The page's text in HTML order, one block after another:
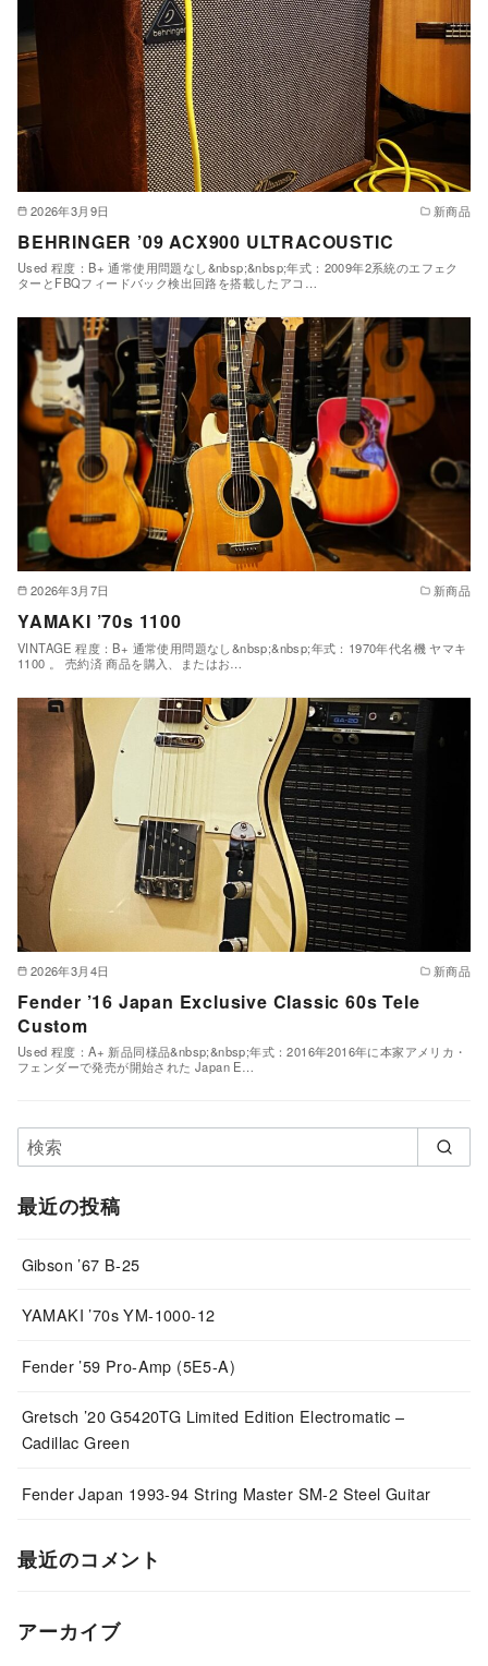
2026年3月9日 新商品
BEHRINGER ’09 ACX900 ULTRACOUSTIC
Used 程度：B+ 通常使用問題なし&nbsp;&nbsp;年式：2009年2系統のエフェク
ターとFBQフィードバック検出回路を搭載したアコ…
2026年3月7日 新商品
YAMAKI ’70s 1100
VINTAGE 程度：B+ 通常使用問題なし&nbsp;&nbsp;年式：1970年代名機 ヤマキ
1100 。 売約済 商品を購入、またはお…
2026年3月4日 新商品
Fender ’16 Japan Exclusive Classic 60s Tele
Custom
Used 程度：A+ 新品同様品&nbsp;&nbsp;年式：2016年2016年に本家アメリカ・
フェンダーで発売が開始された Japan E…
最近の投稿
Gibson ’67 B-25
YAMAKI ’70s YM-1000-12
Fender ’59 Pro-Amp (5E5-A)
Gretsch ’20 G5420TG Limited Edition Electromatic –
Cadillac Green
Fender Japan 1993-94 String Master SM-2 Steel Guitar
最近のコメント
アーカイブ